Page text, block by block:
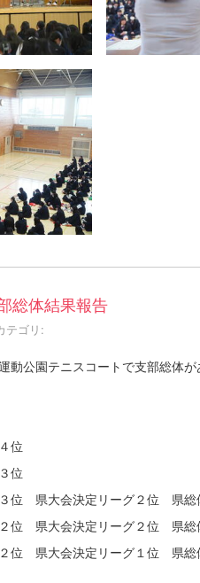
総体結果報告
テゴリ:
動公園テニスコートで支部総体
位
位
位 県大会決定リーグ２位 県総
位 県大会決定リーグ２位 県総
位 県大会決定リーグ１位 県総